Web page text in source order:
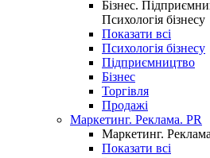
Бізнес.
Психологія бізнесу
Показати всі
Психологія бізнесу
Підприємництво
Бізнес
Торгівля
Продажі
Маркетинг. Реклама. PR
Маркетинг.
Показати всі